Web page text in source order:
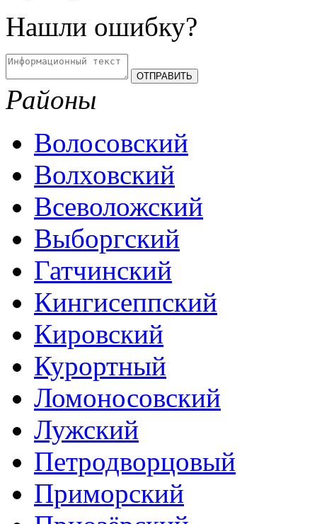
Нашли ошибку?
Районы
Волосовский
Волховский
Всеволожский
Выборгский
Гатчинский
Кингисеппский
Кировский
Курортный
Ломоносовский
Лужский
Петродворцовый
Приморский